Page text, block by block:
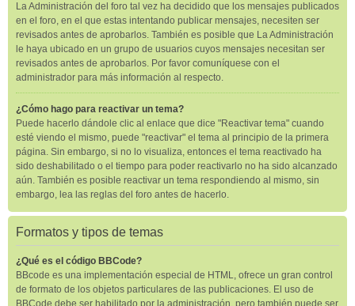
La Administración del foro tal vez ha decidido que los mensajes publicados
en el foro, en el que estas intentando publicar mensajes, necesiten ser
revisados antes de aprobarlos. También es posible que La Administración
le haya ubicado en un grupo de usuarios cuyos mensajes necesitan ser
revisados antes de aprobarlos. Por favor comuníquese con el
administrador para más información al respecto.
¿Cómo hago para reactivar un tema?
Puede hacerlo dándole clic al enlace que dice "Reactivar tema" cuando
esté viendo el mismo, puede "reactivar" el tema al principio de la primera
página. Sin embargo, si no lo visualiza, entonces el tema reactivado ha
sido deshabilitado o el tiempo para poder reactivarlo no ha sido alcanzado
aún. También es posible reactivar un tema respondiendo al mismo, sin
embargo, lea las reglas del foro antes de hacerlo.
Formatos y tipos de temas
¿Qué es el código BBCode?
BBcode es una implementación especial de HTML, ofrece un gran control
de formato de los objetos particulares de las publicaciones. El uso de
BBCode debe ser habilitado por la administración, pero también puede ser